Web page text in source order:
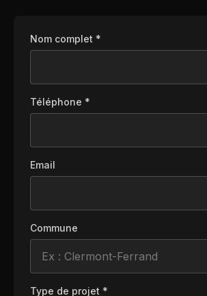
Nom complet *
Téléphone *
Email
Commune
Type de projet *